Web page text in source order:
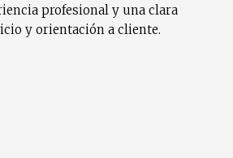
profesional y una clara
y orientación a cliente.